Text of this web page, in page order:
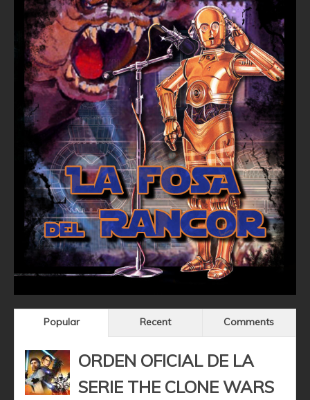
Popular Recent Comments
ORDEN OFICIAL DE LA
SERIE THE CLONE WARS